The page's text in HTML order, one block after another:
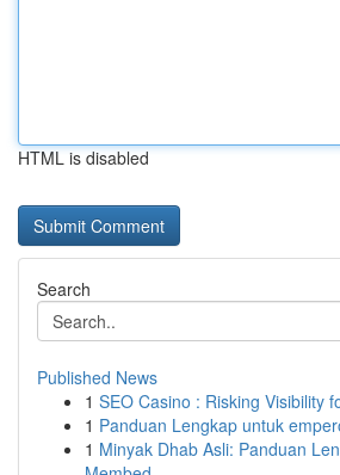
HTML is disabled
Search
Published News
1 SEO Casino : Risking Visibility
1 Panduan Lengkap untuk
1 Minyak Dhab Asli: Panduan